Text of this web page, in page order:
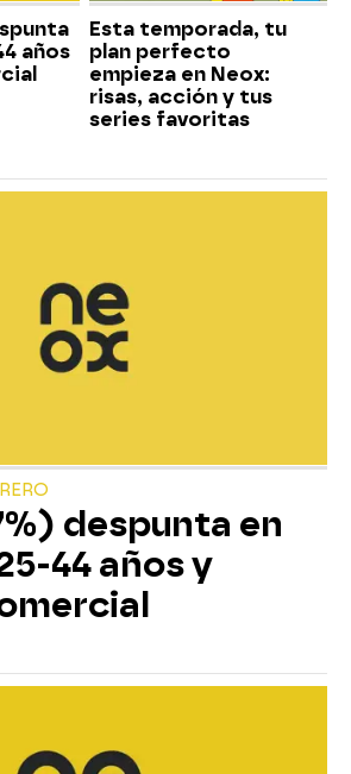
años
Esta temporada, tu
plan perfecto
empieza en Neox:
risas, acción y tus
series favoritas
despunta en
44 años y